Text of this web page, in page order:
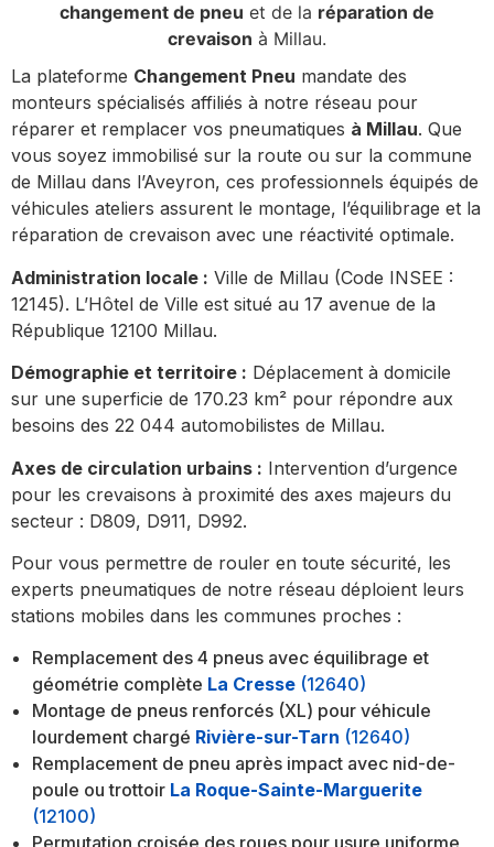
changement de pneu et de la réparation de
crevaison à Millau.
La plateforme Changement Pneu mandate des
monteurs spécialisés affiliés à notre réseau pour
réparer et remplacer vos pneumatiques à Millau. Que
vous soyez immobilisé sur la route ou sur la commune
de Millau dans l’Aveyron, ces professionnels équipés de
véhicules ateliers assurent le montage, l’équilibrage et la
réparation de crevaison avec une réactivité optimale.
Administration locale : Ville de Millau (Code INSEE :
12145). L’Hôtel de Ville est situé au 17 avenue de la
République 12100 Millau.
Démographie et territoire : Déplacement à domicile
sur une superficie de 170.23 km² pour répondre aux
besoins des 22 044 automobilistes de Millau.
Axes de circulation urbains : Intervention d’urgence
pour les crevaisons à proximité des axes majeurs du
secteur : D809, D911, D992.
Pour vous permettre de rouler en toute sécurité, les
experts pneumatiques de notre réseau déploient leurs
stations mobiles dans les communes proches :
Remplacement des 4 pneus avec équilibrage et
géométrie complète La Cresse (12640)
Montage de pneus renforcés (XL) pour véhicule
lourdement chargé Rivière-sur-Tarn (12640)
Remplacement de pneu après impact avec nid-de-
poule ou trottoir La Roque-Sainte-Marguerite
(12100)